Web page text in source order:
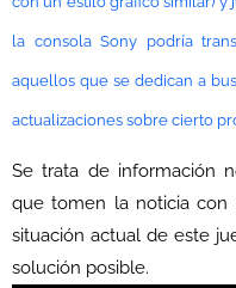
la consola Sony podría
aquellos que se dedican a
actualizaciones sobre cierto
Se trata de información
que tomen la noticia con
situación actual de este
solución posible.